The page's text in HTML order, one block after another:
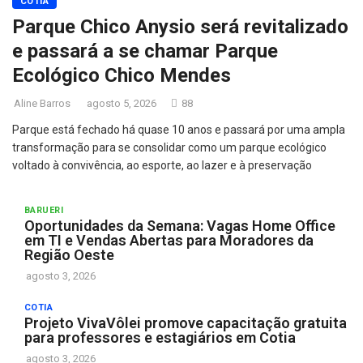
Parque Chico Anysio será revitalizado
e passará a se chamar Parque
Ecológico Chico Mendes
Aline Barros agosto 5, 2026 88
Parque está fechado há quase 10 anos e passará por uma ampla
transformação para se consolidar como um parque ecológico
voltado à convivência, ao esporte, ao lazer e à preservação
BARUERI
Oportunidades da Semana: Vagas Home Office
em TI e Vendas Abertas para Moradores da
Região Oeste
agosto 3, 2026
COTIA
Projeto VivaVôlei promove capacitação gratuita
para professores e estagiários em Cotia
agosto 3, 2026